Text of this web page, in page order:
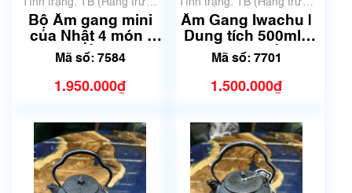
Tình trạng: TB (Hàng trưng
bày, thanh lý)
Bộ Ấm gang mini
của Nhật 4 món |
Mã số 7584
Mã số: 7584
1.950.000₫
Tình trạng: TB (Hàng trưng
bày, thanh lý)
Ấm Gang Iwachu |
Dung tích 500ml -
600 ml | Mã số 7701
Mã số: 7701
1.500.000₫